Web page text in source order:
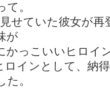
。
せていた彼女が再
が
かっこいいヒロイ
インとして、納
。